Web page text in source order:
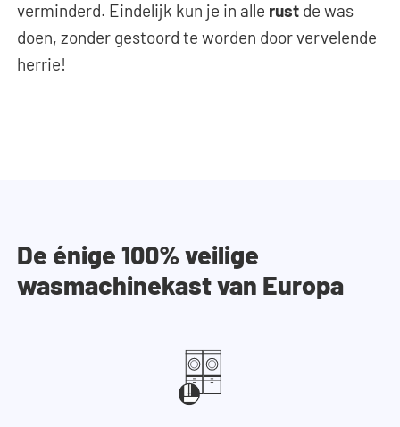
verminderd. Eindelijk kun je in alle rust de was
doen, zonder gestoord te worden door vervelende
herrie!
De énige 100% veilige
wasmachinekast van Europa